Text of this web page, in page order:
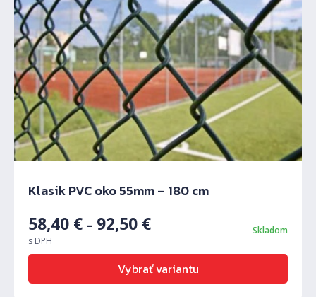
Klasik PVC oko 55mm – 180 cm
58,40 € – 92,50 €
s DPH
Skladom
Vybrať variantu